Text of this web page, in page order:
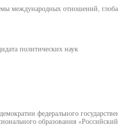
международных отношений,
политических наук
федерального
образования